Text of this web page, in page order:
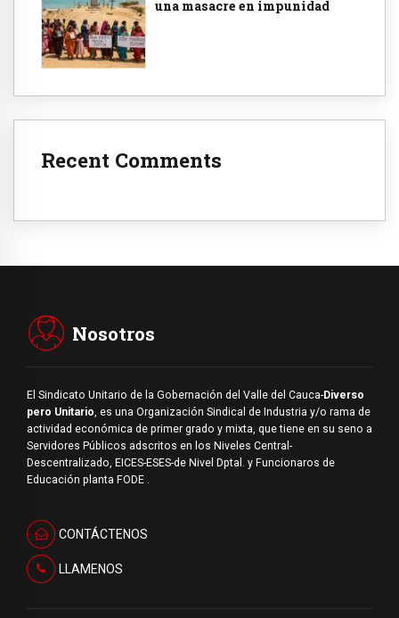
una masacre en impunidad
Recent Comments
Nosotros
El Sindicato Unitario de la Gobernación del Valle del Cauca-Diverso
pero Unitario , es una Organización Sindical de Industria y/o rama de
actividad económica de primer grado y mixta, que tiene en su seno a
Servidores Públicos adscritos en los Niveles Central-
Descentralizado, EICES-ESES-de Nivel Dptal. y Funcionaros de
Educación planta FODE .
CONTÁCTENOS
LLAMENOS